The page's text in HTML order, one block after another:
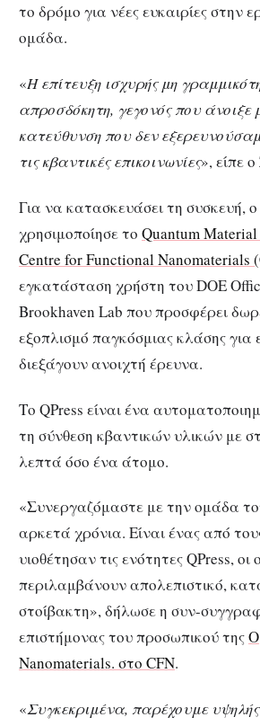
το δρόμο για νέες ευκαιρίες στην
ομάδα.
«Η επίτευξη ισχυρής μη
απροσδόκητη, γεγονός που άνοιξε
κατεύθυνση που δεν
τις κβαντικές επικοινωνίες», είπε
Για να κατασκευάσει τη συσκευή,
χρησιμοποίησε το Quantum Material
Centre for Functional Nanomaterials
εγκατάσταση χρήστη του DOE
Brookhaven Lab που προσφέρει
εξοπλισμό παγκόσμιας κλάσης για
διεξάγουν ανοιχτή έρευνα.
Το QPress είναι ένα
τη σύνθεση κβαντικών υλικών με
λεπτά όσο ένα άτομο.
«Συνεργαζόμαστε με την ομάδα
αρκετά χρόνια. Είναι ένας από
υιοθέτησαν τις ενότητες QPress, οι
περιλαμβάνουν απολεπιστικό,
στοίβακτη», δήλωσε η συν-
επιστήμονας του προσωπικού της
Nanomaterials. στο CFN.
«Συγκεκριμένα, παρέχουμε